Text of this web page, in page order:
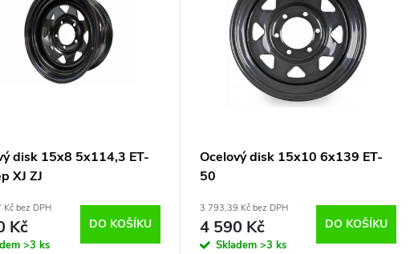
disk 15x8 5x114,3 ET-
XJ ZJ
bez DPH
Kč
>3 ks
DO KOŠÍKU
Ocelový disk 15x10 6x139 ET-
50
3 793,39 Kč bez DPH
4 590 Kč
Skladem >3 ks
DO KOŠÍKU